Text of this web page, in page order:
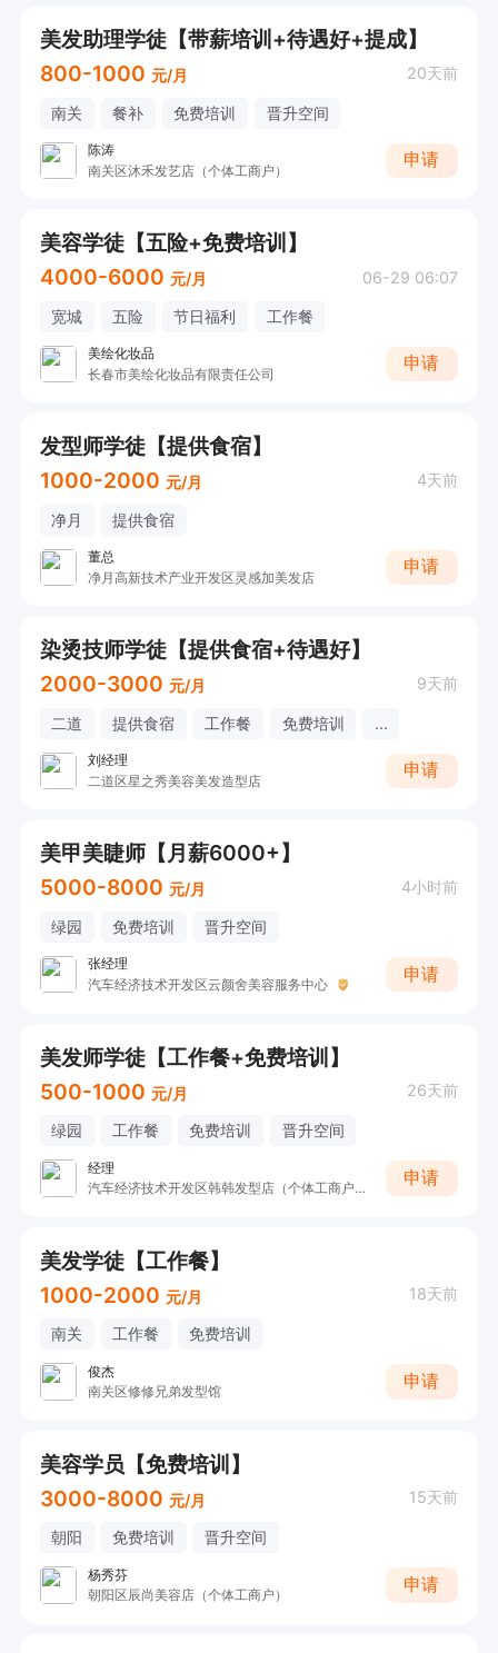
美发助理学徒【带薪培训+待遇好+提成】
800-1000 元/月 20天前
南关 餐补 免费培训 晋升空间
陈涛
南关区沐禾发艺店（个体工商户）
申请
美容学徒【五险+免费培训】
4000-6000 元/月 06-29 06:07
宽城 五险 节日福利 工作餐
美绘化妆品
长春市美绘化妆品有限责任公司
申请
发型师学徒【提供食宿】
1000-2000 元/月 4天前
净月 提供食宿
董总
净月高新技术产业开发区灵感加美发店
申请
染烫技师学徒【提供食宿+待遇好】
2000-3000 元/月 9天前
二道 提供食宿 工作餐 免费培训 ...
刘经理
二道区星之秀美容美发造型店
申请
美甲美睫师【月薪6000+】
5000-8000 元/月 4小时前
绿园 免费培训 晋升空间
张经理
汽车经济技术开发区云颜舍美容服务中心
申请
美发师学徒【工作餐+免费培训】
500-1000 元/月 26天前
绿园 工作餐 免费培训 晋升空间
经理
汽车经济技术开发区韩韩发型店（个体工商户）
申请
美发学徒【工作餐】
1000-2000 元/月 18天前
南关 工作餐 免费培训
俊杰
南关区修修兄弟发型馆
申请
美容学员【免费培训】
3000-8000 元/月 15天前
朝阳 免费培训 晋升空间
杨秀芬
朝阳区辰尚美容店（个体工商户）
申请